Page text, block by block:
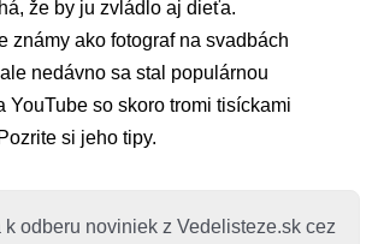
že by ju zvládlo aj dieťa.
známy ako fotograf na svadbách
nedávno sa stal populárnou
YouTube so skoro tromi tisíckami
si jeho tipy.
k odberu noviniek z Vedelisteze.sk cez